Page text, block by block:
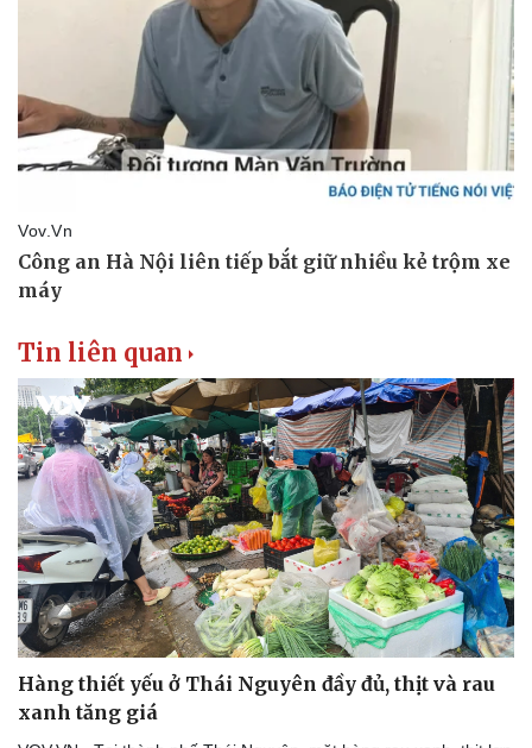
Làm đẹp - giảm cân
Phòng mạch online
Ăn sạch sống khỏe
Văn hóa
Sân khấu - Điện ảnh
Văn học
Giải trí
Nghệ sĩ
Tin liên quan
Hàng thiết yếu ở Thái Nguyên đầy đủ, thịt và rau
xanh tăng giá